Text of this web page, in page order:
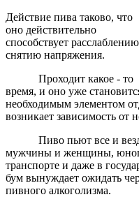
Действие пива таково, что
оно действительно
способствует
снятию напряжения.
Проходит какое - то
время, и оно уже
необходимым элементом
возникает зависимость от
Пиво пьют все и
мужчины и женщины,
транспорте и даже в
бум вынуждает ожидать
пивного алкоголизма.